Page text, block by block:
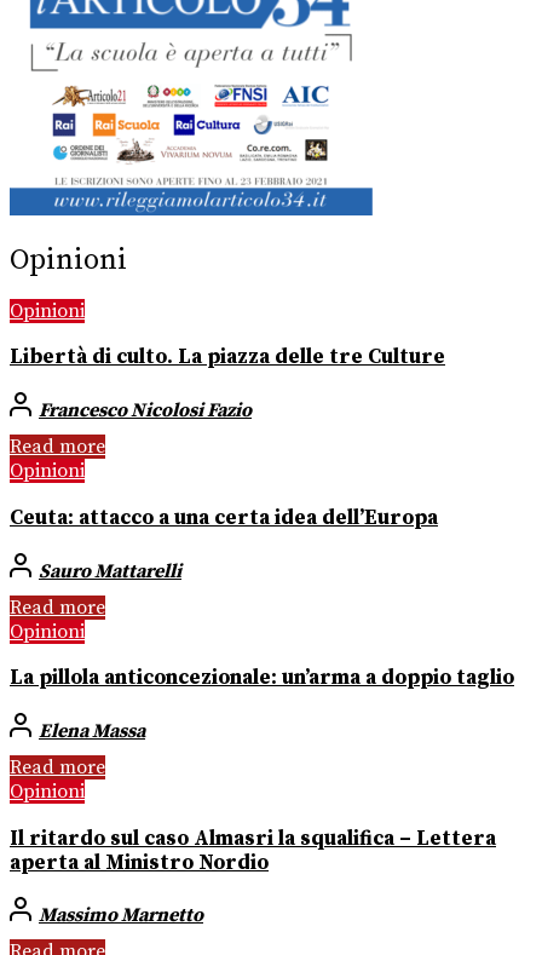
Opinioni
Opinioni
Libertà di culto. La piazza delle tre Culture
Francesco Nicolosi Fazio
Read more
Opinioni
Ceuta: attacco a una certa idea dell’Europa
Sauro Mattarelli
Read more
Opinioni
La pillola anticoncezionale: un’arma a doppio taglio
Elena Massa
Read more
Opinioni
Il ritardo sul caso Almasri la squalifica – Lettera
aperta al Ministro Nordio
Massimo Marnetto